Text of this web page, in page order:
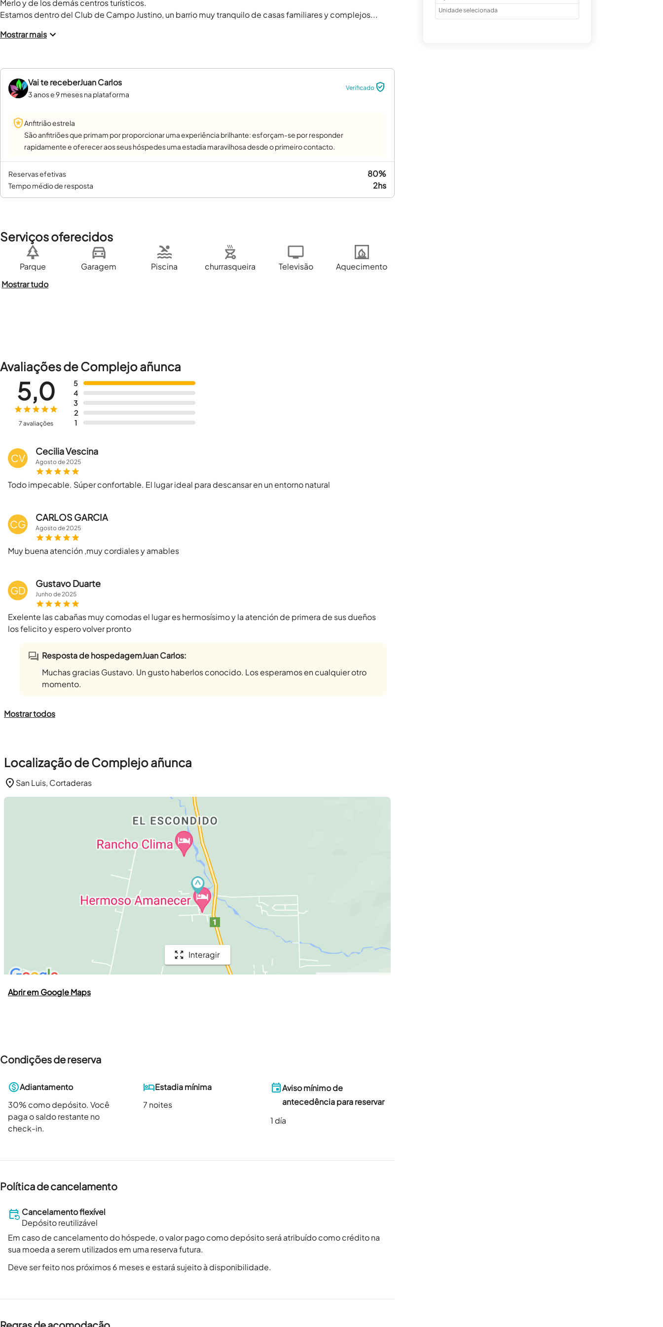
Merlo y de los demás centros turísticos.
Estamos dentro del Club de Campo Justino, un barrio muy tranquilo de casas familiares y complejos...
Mostrar mais
Vai te receberJuan Carlos
3 anos e 9 meses na plataforma
Verificado
Anfitrião estrela
São anfitriões que primam por proporcionar uma experiência brilhante: esforçam-se por responder
rapidamente e oferecer aos seus hóspedes uma estadia maravilhosa desde o primeiro contacto.
80%
reservas efetivas
2hs
tempo médio de resposta
Serviços oferecidos
Parque Garagem Piscina churrasqueira Televisão
Aquecimento
Mostrar tudo
Avaliações de Complejo añunca
5
4
3
2
1
5,0
7 avaliações
CV
Cecilia Vescina
Agostode2025
Todo impecable. Súper confortable. El lugar ideal para descansar en un entorno natural
CG
CARLOS GARCIA
Agostode2025
Muy buena atención ,muy cordiales y amables
GD
Gustavo Duarte
Junhode2025
Exelente las cabañas muy comodas el lugar es hermosísimo y la atención de primera de sus dueños
los felicito y espero volver pronto
Resposta de hospedagemJuan Carlos:
Muchas gracias Gustavo. Un gusto haberlos conocido. Los esperamos en cualquier otro
momento.
Mostrar todos
Localização de Complejo añunca
San Luis, Cortaderas
Interagir
Abrir em Google Maps
Condições de reserva
Adiantamento
30% como depósito. Você
paga o saldo restante no
check-in.
Estadia mínima
7 noites
Aviso mínimo de
antecedência para reservar
1 día
Política de cancelamento
Cancelamento flexível
Depósito reutilizável
Em caso de cancelamento do hóspede, o valor pago como depósito será atribuído como crédito na
sua moeda a serem utilizados em uma reserva futura.
Deve ser feito nos próximos 6 meses e estará sujeito à disponibilidade.
Unidade selecionada